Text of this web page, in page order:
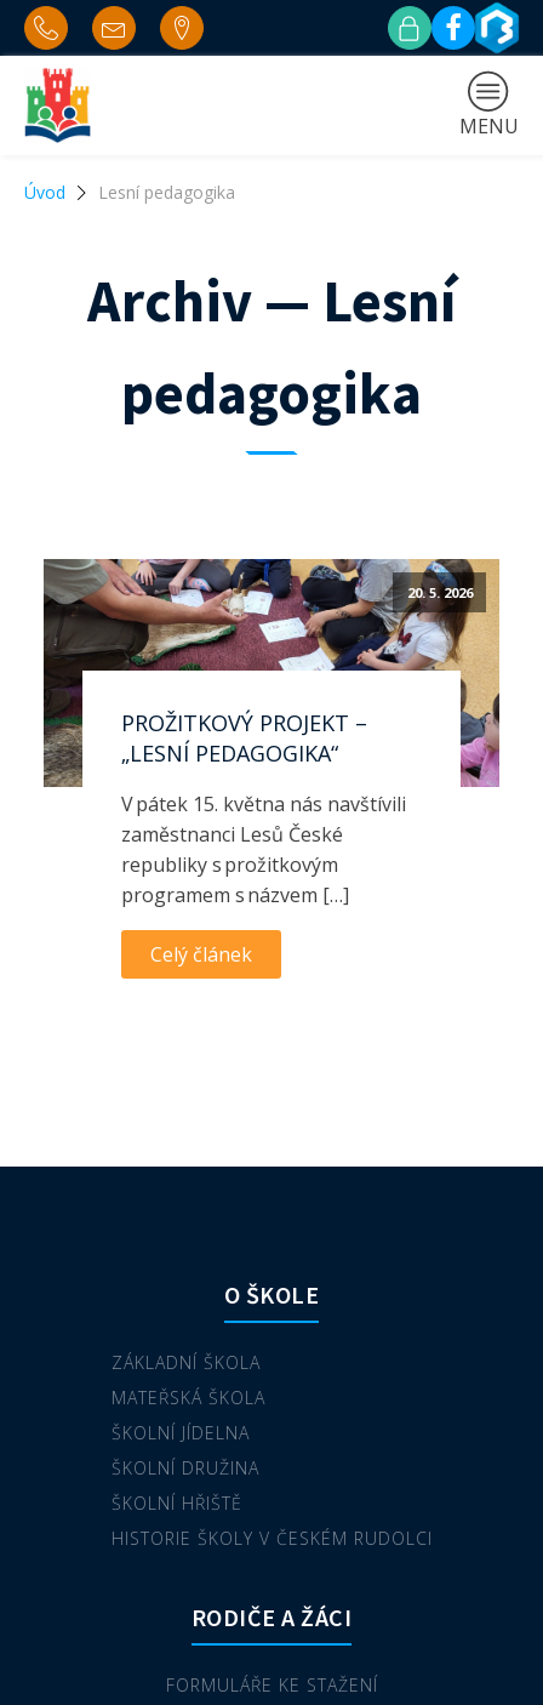
MENU
Úvod Lesní pedagogika
Archiv — Lesní
pedagogika
20. 5. 2026
PROŽITKOVÝ PROJEKT –
„LESNÍ PEDAGOGIKA“
V pátek 15. května nás navštívili
zaměstnanci Lesů České
republiky s prožitkovým
programem s názvem […]
Celý článek
O ŠKOLE
ZÁKLADNÍ ŠKOLA
MATEŘSKÁ ŠKOLA
ŠKOLNÍ JÍDELNA
ŠKOLNÍ DRUŽINA
ŠKOLNÍ HŘIŠTĚ
HISTORIE ŠKOLY V ČESKÉM RUDOLCI
RODIČE A ŽÁCI
FORMULÁŘE KE STAŽENÍ